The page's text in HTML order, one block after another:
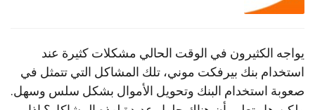
يواجه الكثيرون في الوقت الحالي مشكلات كثيرة عند
استخدام بنك بيرفكت موني، تلك المشاكل التي تتمثل في
صعوبة استخدام البنك وتحويل الأموال بشكل سلس وسهل.